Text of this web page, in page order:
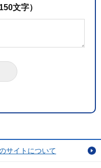
文字）
サイトについて